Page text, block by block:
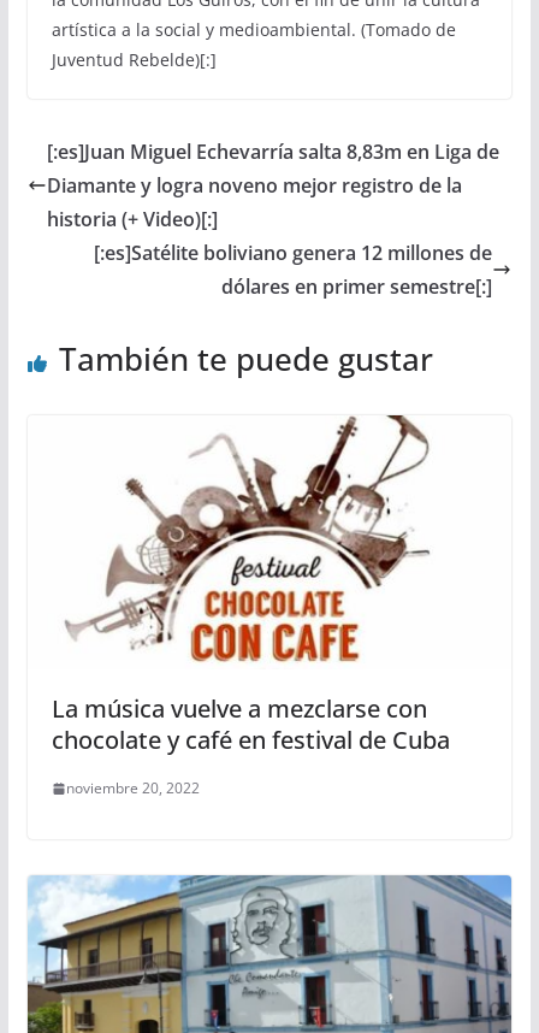
artística a la social y medioambiental. (Tomado de
Juventud Rebelde)[:]
[:es]Juan Miguel Echevarría salta 8,83m en Liga de
Diamante y logra noveno mejor registro de la
historia (+ Video)[:]
[:es]Satélite boliviano genera 12 millones de
dólares en primer semestre[:]
También te puede gustar
La música vuelve a mezclarse con
chocolate y café en festival de Cuba
noviembre 20, 2022